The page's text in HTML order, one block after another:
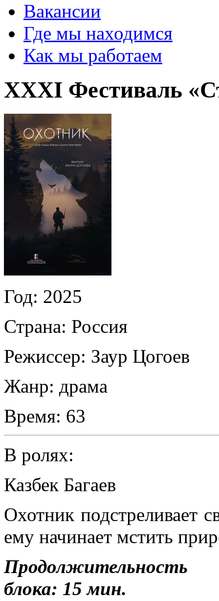
Вакансии
Где мы находимся
Как мы работаем
XXXI Фестиваль
Год: 2025
Страна: Россия
Режиссер: Заур Цогоев
Жанр: драма
Время: 63
В ролях:
Казбек Багаев
Охотник подстреливает
ему начинает мстить
Продолжительность
блока: 15 мин.